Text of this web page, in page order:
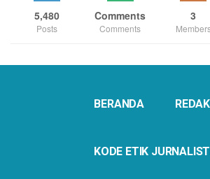
5,480
Posts
Comments
Comments
3
BERANDA
KODE ETIK